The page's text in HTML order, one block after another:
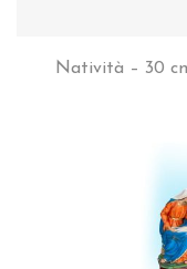
Natività – 30